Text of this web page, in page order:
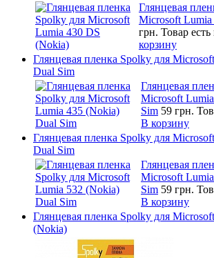
Глянцевая
Microsoft
грн. Товар
корзину
Глянцевая пленка Spolky для
Dual Sim
Глянцевая
Microsoft
Sim 59 грн.
В корзину
Глянцевая пленка Spolky для
Dual Sim
Глянцевая
Microsoft
Sim 59 грн.
В корзину
Глянцевая пленка Spolky для
(Nokia)